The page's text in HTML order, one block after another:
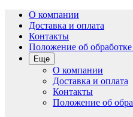
О компании
Доставка и оплата
Контакты
Положение об
Еще
О компании
Доставка и оплата
Контакты
Положение об